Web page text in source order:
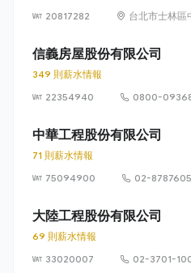
20817282
台北市士林區
信義房屋股份有限公司
349 則薪水情報
22354940
0800-
中華工程股份有限公司
71 則薪水情報
75094900
02-
大陸工程股份有限公司
69 則薪水情報
33020007
02-3701-